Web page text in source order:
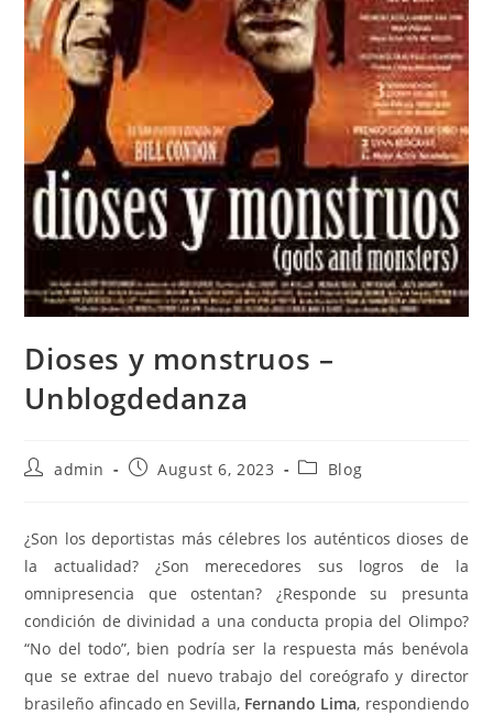
Dioses y monstruos –
Unblogdedanza
Postadmin
PostAugust 6, 2023
PostBlog
¿Son los deportistas más célebres los auténticos dioses de
la actualidad? ¿Son merecedores sus logros de la
omnipresencia que ostentan? ¿Responde su presunta
condición de divinidad a una conducta propia del Olimpo?
“No del todo”, bien podría ser la respuesta más benévola
que se extrae del nuevo trabajo del coreógrafo y director
brasileño afincado en Sevilla, Fernando Lima, respondiendo